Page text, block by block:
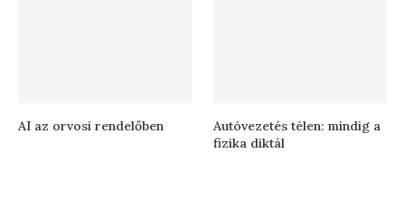
AI az orvosi rendelőben
Autóvezetés télen: mindig a
fizika diktál